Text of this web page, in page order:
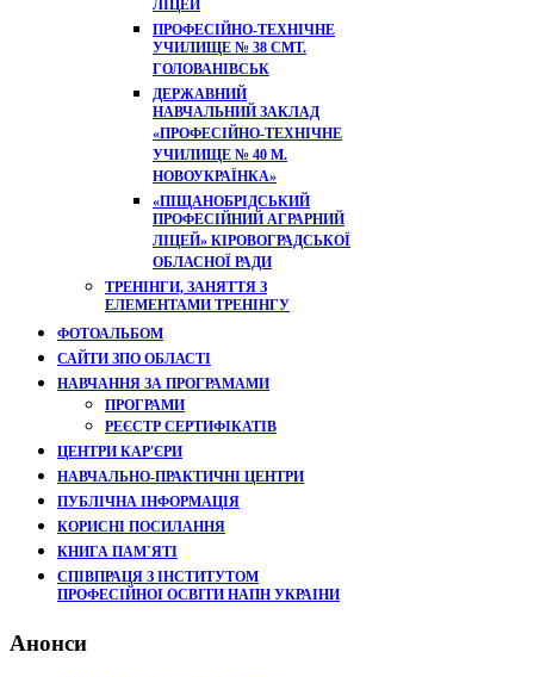
ЛІЦЕЙ
ПРОФЕСІЙНО-ТЕХНІЧНЕ
УЧИЛИЩЕ № 38 СМТ.
ГОЛОВАНІВСЬК
ДЕРЖАВНИЙ
НАВЧАЛЬНИЙ ЗАКЛАД
«ПРОФЕСІЙНО-ТЕХНІЧНЕ
УЧИЛИЩЕ № 40 М.
НОВОУКРАЇНКА»
«ПІЩАНОБРІДСЬКИЙ
ПРОФЕСІЙНИЙ АГРАРНИЙ
ЛІЦЕЙ» КІРОВОГРАДСЬКОЇ
ОБЛАСНОЇ РАДИ
ТРЕНІНГИ, ЗАНЯТТЯ З
ЕЛЕМЕНТАМИ ТРЕНІНГУ
ФОТОАЛЬБОМ
САЙТИ ЗПО ОБЛАСТІ
НАВЧАННЯ ЗА ПРОГРАМАМИ
ПРОГРАМИ
РЕЄСТР СЕРТИФІКАТІВ
ЦЕНТРИ КАР'ЄРИ
НАВЧАЛЬНО-ПРАКТИЧНІ ЦЕНТРИ
ПУБЛІЧНА ІНФОРМАЦІЯ
КОРИСНІ ПОСИЛАННЯ
КНИГА ПАМ`ЯТІ
СПІВПРАЦЯ З ІНСТИТУТОМ
ПРОФЕСІЙНОІ ОСВІТИ НАПН УКРАІНИ
Анонси